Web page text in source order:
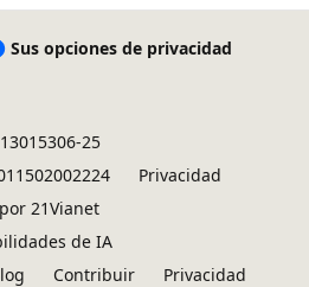
Sus opciones de privacidad
25
Privacidad
21Vianet
de IA
Contribuir
Privacidad